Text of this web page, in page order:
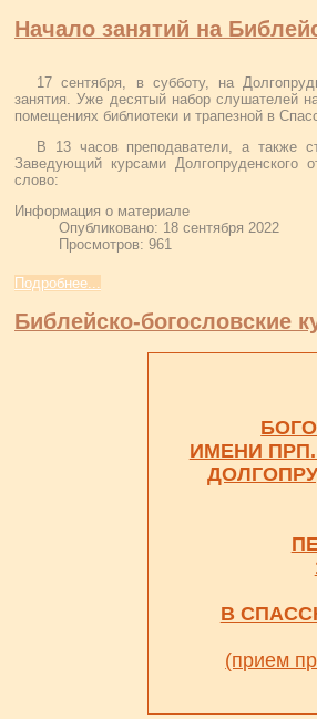
Начало занятий на
17 сентября, в субботу, на
занятия. Уже десятый набор слушателей
помещениях библиотеки и трапезной в
В 13 часов преподаватели, а также
Заведующий курсами Долгопруденского
слово:
Информация о материале
Опубликовано: 18 сентября 2022
Просмотров: 961
Подробнее...
Библейско-богословские
ИМЕНИ
В
(прием